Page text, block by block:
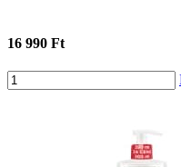
16 990 Ft